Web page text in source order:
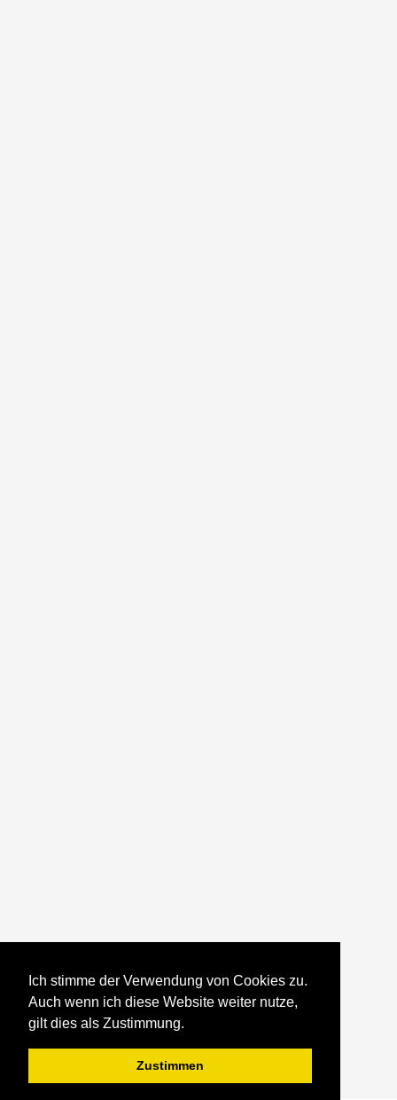
Ich stimme der Verwendung von Cookies zu.
Auch wenn ich diese Website weiter nutze,
gilt dies als Zustimmung.
Zustimmen